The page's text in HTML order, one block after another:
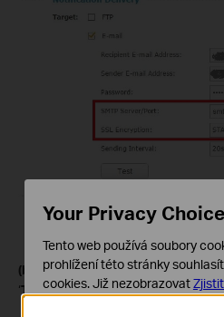
(b). At last, please click ‘Save’ to
‘Test’ to confirm whether the
Your Privacy
Tento web používá soubory
prohlížení této stránky
cookies.Již nezobrazovat